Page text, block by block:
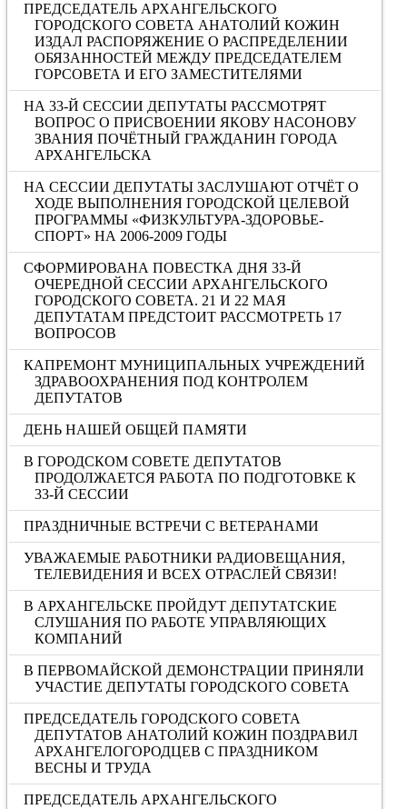
ПРЕДСЕДАТЕЛЬ АРХАНГЕЛЬСКОГО
ГОРОДСКОГО СОВЕТА АНАТОЛИЙ КОЖИН
ИЗДАЛ РАСПОРЯЖЕНИЕ О РАСПРЕДЕЛЕНИИ
ОБЯЗАННОСТЕЙ МЕЖДУ ПРЕДСЕДАТЕЛЕМ
ГОРСОВЕТА И ЕГО ЗАМЕСТИТЕЛЯМИ
НА 33-Й СЕССИИ ДЕПУТАТЫ РАССМОТРЯТ
ВОПРОС О ПРИСВОЕНИИ ЯКОВУ НАСОНОВУ
ЗВАНИЯ ПОЧЁТНЫЙ ГРАЖДАНИН ГОРОДА
АРХАНГЕЛЬСКА
НА СЕССИИ ДЕПУТАТЫ ЗАСЛУШАЮТ ОТЧЁТ О
ХОДЕ ВЫПОЛНЕНИЯ ГОРОДСКОЙ ЦЕЛЕВОЙ
ПРОГРАММЫ «ФИЗКУЛЬТУРА-ЗДОРОВЬЕ-
СПОРТ» НА 2006-2009 ГОДЫ
СФОРМИРОВАНА ПОВЕСТКА ДНЯ 33-Й
ОЧЕРЕДНОЙ СЕССИИ АРХАНГЕЛЬСКОГО
ГОРОДСКОГО СОВЕТА. 21 И 22 МАЯ
ДЕПУТАТАМ ПРЕДСТОИТ РАССМОТРЕТЬ 17
ВОПРОСОВ
КАПРЕМОНТ МУНИЦИПАЛЬНЫХ УЧРЕЖДЕНИЙ
ЗДРАВООХРАНЕНИЯ ПОД КОНТРОЛЕМ
ДЕПУТАТОВ
ДЕНЬ НАШЕЙ ОБЩЕЙ ПАМЯТИ
В ГОРОДСКОМ СОВЕТЕ ДЕПУТАТОВ
ПРОДОЛЖАЕТСЯ РАБОТА ПО ПОДГОТОВКЕ К
33-Й СЕССИИ
ПРАЗДНИЧНЫЕ ВСТРЕЧИ С ВЕТЕРАНАМИ
УВАЖАЕМЫЕ РАБОТНИКИ РАДИОВЕЩАНИЯ,
ТЕЛЕВИДЕНИЯ И ВСЕХ ОТРАСЛЕЙ СВЯЗИ!
В АРХАНГЕЛЬСКЕ ПРОЙДУТ ДЕПУТАТСКИЕ
СЛУШАНИЯ ПО РАБОТЕ УПРАВЛЯЮЩИХ
КОМПАНИЙ
В ПЕРВОМАЙСКОЙ ДЕМОНСТРАЦИИ ПРИНЯЛИ
УЧАСТИЕ ДЕПУТАТЫ ГОРОДСКОГО СОВЕТА
ПРЕДСЕДАТЕЛЬ ГОРОДСКОГО СОВЕТА
ДЕПУТАТОВ АНАТОЛИЙ КОЖИН ПОЗДРАВИЛ
АРХАНГЕЛОГОРОДЦЕВ С ПРАЗДНИКОМ
ВЕСНЫ И ТРУДА
ПРЕДСЕДАТЕЛЬ АРХАНГЕЛЬСКОГО